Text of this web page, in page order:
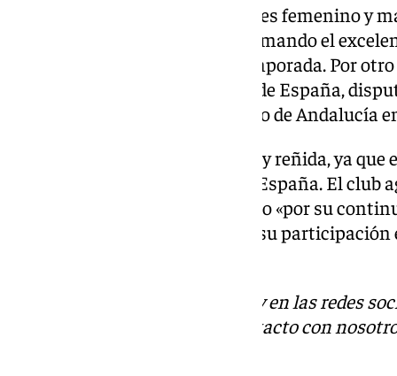
En diciembre, los equipos cadetes femenino y
campeones de Andalucía, reafirmando el
sus categorías durante esta temporada. Por
femenino, actual subcampeón de España,
(25 y 26 de enero) el Campeonato de Andalucía
La competición se presenta muy reñida, ya
directa para el Campeonato de España. El club
Rincón de la Victoria y Moclinejo «por su
la preparación de los equipos y su
Descubre más noticias de 101Tv en las redes
. Puedes ponerte en contacto con